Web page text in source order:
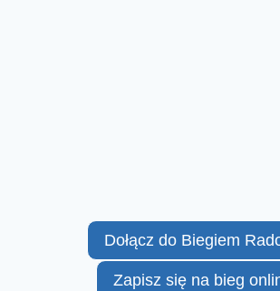
Dołącz do Biegiem
Zapisz się na bieg